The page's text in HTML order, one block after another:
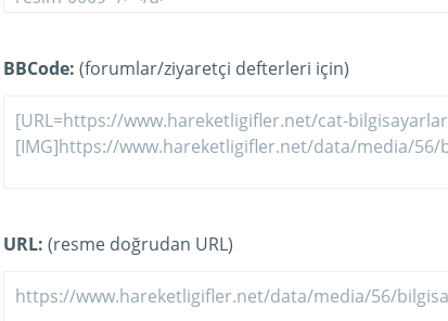
BBCode: (forumlar/ziyaretçi defterleri için)
URL: (resme doğrudan URL)